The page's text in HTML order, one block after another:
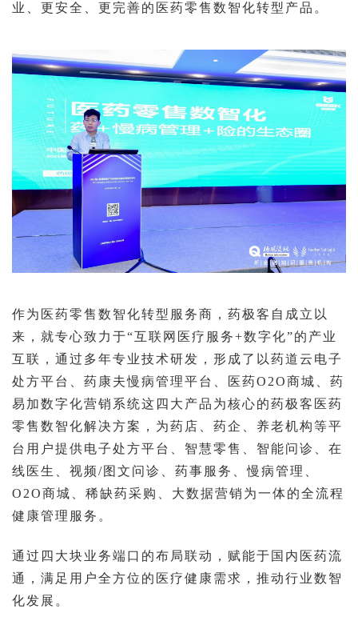
业、更安全、更完善的医药零售数智化转型产品。
作为医药零售数智化转型服务商，药极客自成立以
来，就专心致力于“互联网医疗服务+数字化”的产业
互联，通过多年专业技术研发，形成了以 药道云电子
处方平台、药康夫慢病管理平台、医药O2O商城、药
易加数字化营销系统这四大产品为核心的药极客医药
零售数智化解决方案，为药店、药企、养老机构等平
台用户提供电⼦处⽅平台、智慧零售、智能问诊、在
线医⽣、视频/图文问诊、药事服务、慢病管理、
O2O商城、稀缺药采购、大数据营销 为一体的全流程
健康管理服务。
通过四大块业务端口的布局联动，赋能于国内医药流
通，满足用户全方位的医疗健康需求，推动行业数智
化发展。